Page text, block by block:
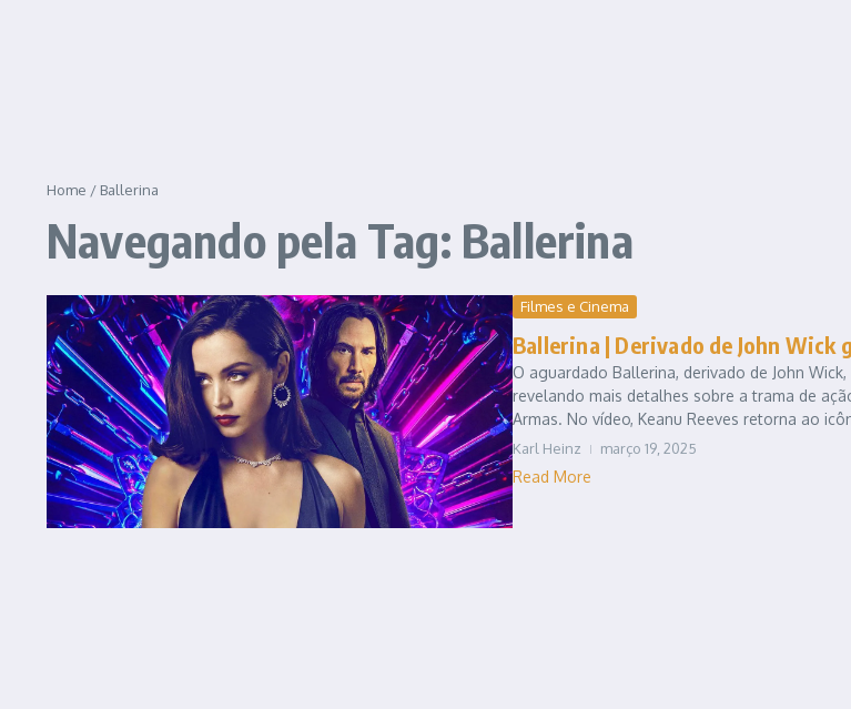
Home / Ballerina
Navegando pela Tag: Ballerina
Filmes e Cinema
Ballerina | Derivado de John Wick
O aguardado Ballerina, derivado de John
revelando mais detalhes sobre a trama de
Armas. No vídeo, Keanu Reeves retorna ao
Karl Heinz março 19, 2025
Read More